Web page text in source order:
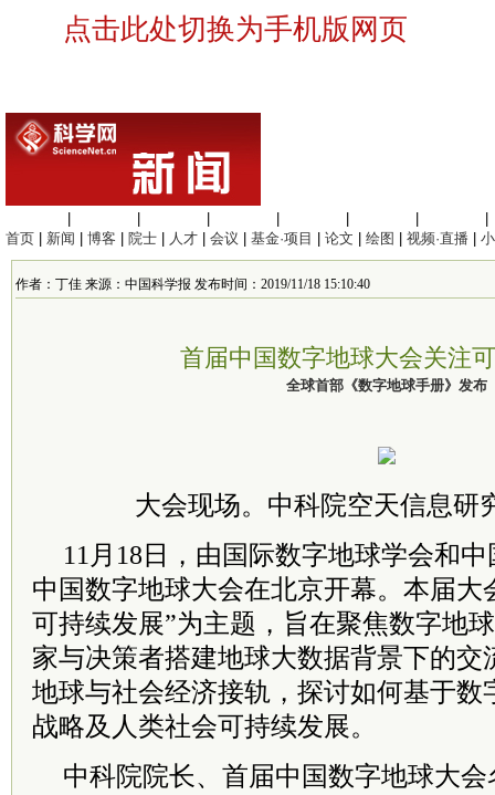
点击此处切换为手机版网页
首页
新闻 博客 院士 人才 会议 基金·项目 论文 绘图 视频·直播
作者：丁佳 来源：中国科学报 发布时间：2019/11/18 15:10:40
首届中国数字地球大会关注
全球首部《数字地球手册》发布
大会现场。 中科院空天信息研
11月18日，由国际数字地球学会和
中国数字地球大会在北京开幕。本届大
可持续发展”为主题，旨在聚焦数字地
家与决策者搭建地球大数据背景下的交
地球与社会经济接轨，探讨如何基于数
战略及人类社会可持续发展。
中科院院长、首届中国数字地球大